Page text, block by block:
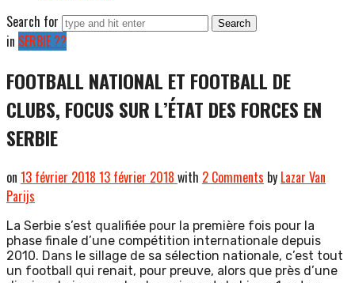
Search for
in SERBIE ??
FOOTBALL NATIONAL ET FOOTBALL DE
CLUBS, FOCUS SUR L’ÉTAT DES FORCES EN
SERBIE
on 13 février 2018 13 février 2018 with 2 Comments by Lazar Van
Parijs
La Serbie s’est qualifiée pour la première fois pour la
phase finale d’une compétition internationale depuis
2010. Dans le sillage de sa sélection nationale, c’est tout
un football qui renait, pour preuve, alors que près d’une